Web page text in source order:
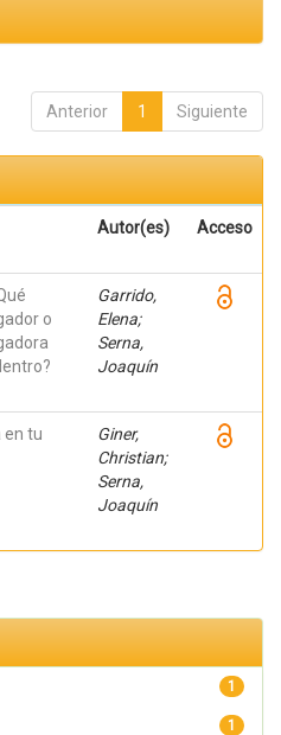
Anterior 1 Siguiente
Autor(es) Acceso
o
Garrido,
Elena;
Serna,
Joaquín
en tu
Giner,
Christian;
Serna,
Joaquín
1
1